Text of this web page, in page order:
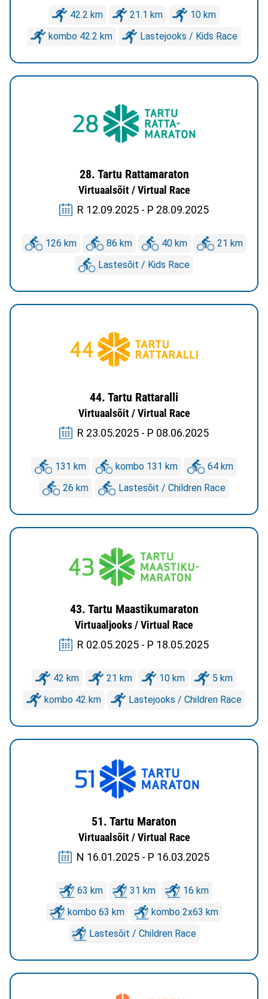
42.2 km 21.1 km
10 km
kombo 42.2 km
Lastejooks / Kids Race
28. Tartu Rattamaraton
Virtuaalsõit / Virtual Race
R 12.09.2025 - P 28.09.2025
126 km 86 km 40 km
21 km
Lastesõit / Kids Race
44. Tartu Rattaralli
Virtuaalsõit / Virtual Race
R 23.05.2025 - P 08.06.2025
131 km kombo 131 km
64 km
26 km
Lastesõit / Children Race
43. Tartu Maastikumaraton
Virtuaaljooks / Virtual Race
R 02.05.2025 - P 18.05.2025
42 km 21 km 10 km
5 km
kombo 42 km
Lastejooks / Children Race
51. Tartu Maraton
Virtuaalsõit / Virtual Race
N 16.01.2025 - P 16.03.2025
63 km 31 km
16 km
kombo 63 km
kombo 2x63 km
Lastesõit / Children Race